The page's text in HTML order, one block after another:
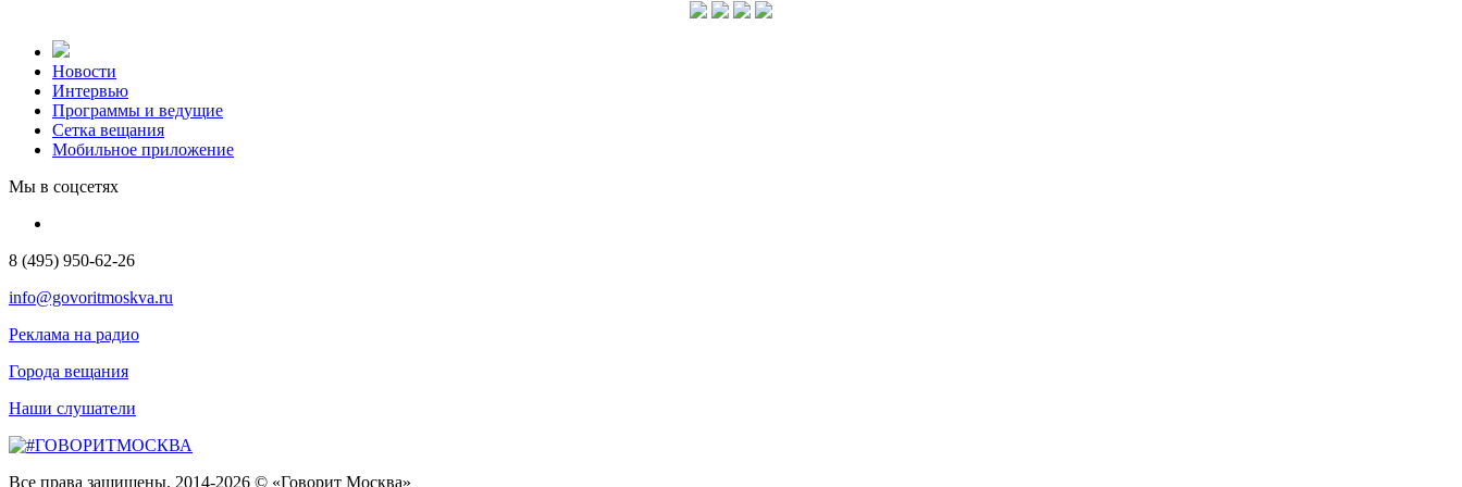
Новости
Интервью
Программы и ведущие
Сетка вещания
Мобильное приложение
Мы в соцсетях
8 (495) 950-62-26
info@govoritmoskva.ru
Реклама на радио
Города вещания
Наши слушатели
Все права защищены. 2014-2026 © «Говорит Москва»